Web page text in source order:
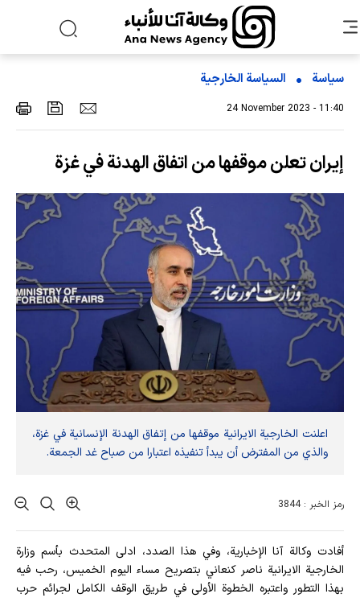
سياسة السیاسة الخارجیة
24 November 2023 - 11:40
إيران تعلن موقفها من اتفاق الهدنة في غزة
اعلنت الخارجية الايرانية موقفها من إتفاق الهدنة الإنسانية في غزة،
والذي من المفترض أن يبدأ تنفيذه اعتبارا من صباح غد الجمعة.
رمز الخبر : 3844
أفادت وکالة آنا الإخباریة، وفي هذا الصدد، ادلى المتحدث بأسم وزارة
الخارجية الايرانية ناصر كنعاني بتصريح مساء اليوم الخميس، رحب فيه
بهذا التطور واعتبره الخطوة الأولى في طريق الوقف الكامل لجرائم حرب